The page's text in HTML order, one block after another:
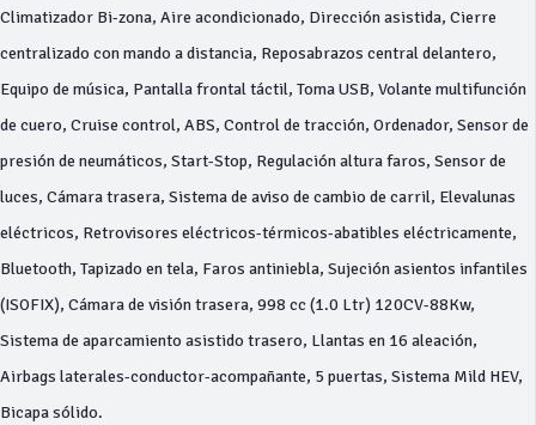
Climatizador Bi-zona, Aire acondicionado, Dirección asistida, Cierre
centralizado con mando a distancia, Reposabrazos central delantero,
Equipo de música, Pantalla frontal táctil, Toma USB, Volante multifunción
de cuero, Cruise control, ABS, Control de tracción, Ordenador, Sensor de
presión de neumáticos, Start-Stop, Regulación altura faros, Sensor de
luces, Cámara trasera, Sistema de aviso de cambio de carril, Elevalunas
eléctricos, Retrovisores eléctricos-térmicos-abatibles eléctricamente,
Bluetooth, Tapizado en tela, Faros antiniebla, Sujeción asientos infantiles
(ISOFIX), Cámara de visión trasera, 998 cc (1.0 Ltr) 120CV-88Kw,
Sistema de aparcamiento asistido trasero, Llantas en 16 aleación,
Airbags laterales-conductor-acompañante, 5 puertas, Sistema Mild HEV,
Bicapa sólido.